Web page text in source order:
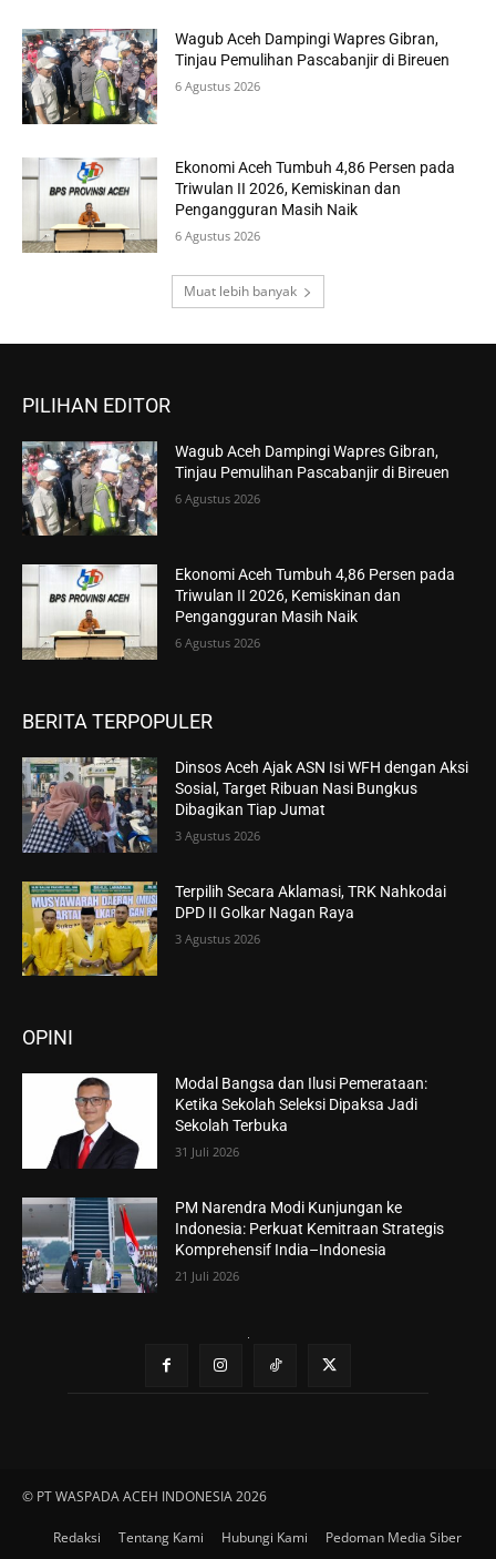
Wagub Aceh Dampingi Wapres Gibran,
Tinjau Pemulihan Pascabanjir di Bireuen
6 Agustus 2026
Ekonomi Aceh Tumbuh 4,86 Persen pada
Triwulan II 2026, Kemiskinan dan
Pengangguran Masih Naik
6 Agustus 2026
Muat lebih banyak
PILIHAN EDITOR
Wagub Aceh Dampingi Wapres Gibran,
Tinjau Pemulihan Pascabanjir di Bireuen
6 Agustus 2026
Ekonomi Aceh Tumbuh 4,86 Persen pada
Triwulan II 2026, Kemiskinan dan
Pengangguran Masih Naik
6 Agustus 2026
BERITA TERPOPULER
Dinsos Aceh Ajak ASN Isi WFH dengan Aksi
Sosial, Target Ribuan Nasi Bungkus
Dibagikan Tiap Jumat
3 Agustus 2026
Terpilih Secara Aklamasi, TRK Nahkodai
DPD II Golkar Nagan Raya
3 Agustus 2026
OPINI
Modal Bangsa dan Ilusi Pemerataan:
Ketika Sekolah Seleksi Dipaksa Jadi
Sekolah Terbuka
31 Juli 2026
PM Narendra Modi Kunjungan ke
Indonesia: Perkuat Kemitraan Strategis
Komprehensif India–Indonesia
21 Juli 2026
© PT WASPADA ACEH INDONESIA 2026
Redaksi Tentang Kami Hubungi Kami Pedoman Media Siber